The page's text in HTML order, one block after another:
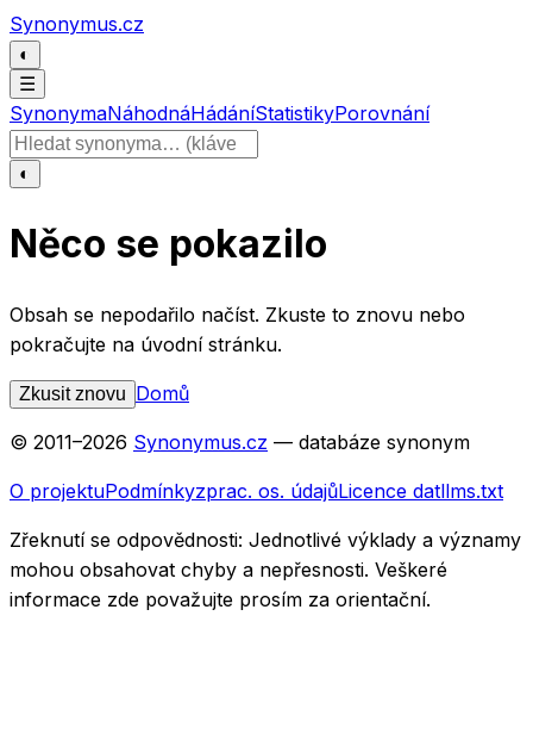
Přeskočit na obsah
Synonymus.cz
◐
☰
SynonymaNáhodnáHádáníStatistikyPorovnání
Hledat slovo
◐
Něco se pokazilo
Obsah se nepodařilo načíst. Zkuste to znovu nebo
pokračujte na úvodní stránku.
Zkusit znovu Domů
© 2011–2026 Synonymus.cz — databáze synonym
O projektuPodmínkyzprac. os. údajůLicence datllms.txt
Zřeknutí se odpovědnosti: Jednotlivé výklady a významy
mohou obsahovat chyby a nepřesnosti. Veškeré
informace zde považujte prosím za orientační.